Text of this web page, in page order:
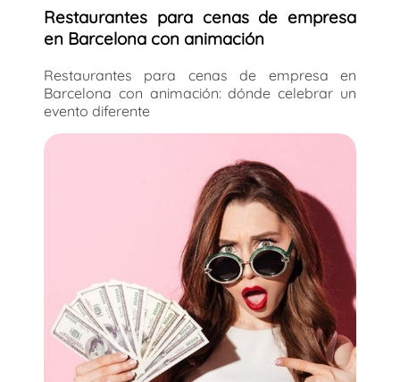
Restaurantes para cenas de empresa
en Barcelona con animación
Restaurantes para cenas de empresa en
Barcelona con animación: dónde celebrar un
evento diferente